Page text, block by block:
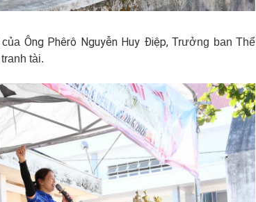
Ông Phêrô Nguyễn Huy Điệp,Trưởng ban Thể
tài.